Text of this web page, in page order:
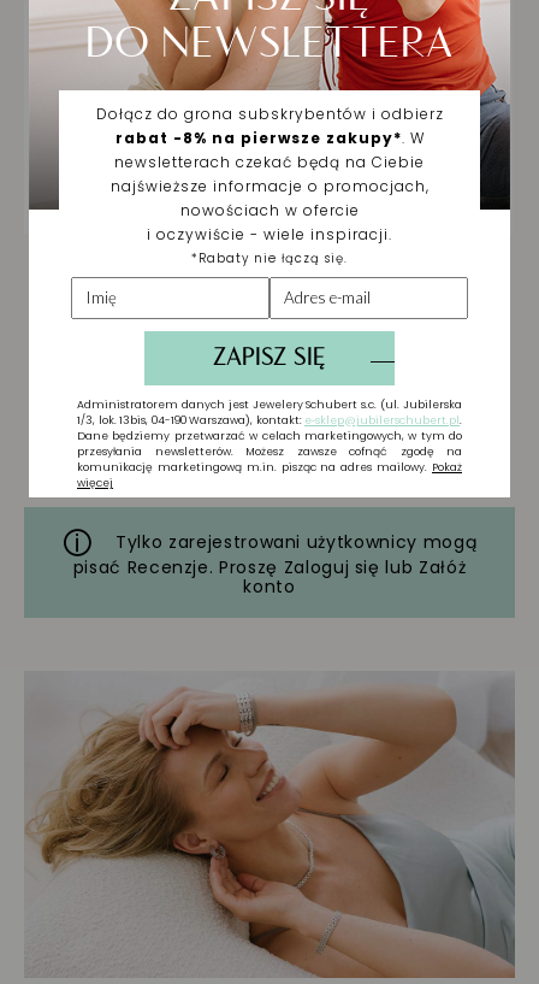
Tylko zarejestrowani użytkownicy mogą
pisać Recenzje. Proszę Zaloguj się lub Załóż
konto